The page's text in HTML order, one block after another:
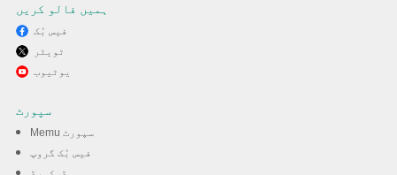
MEmu کے ساتھ پی سی پر
Talking Tom Gold Run کھیلنے
ہمیں فالو کریں
فیس بُک
ٹویٹر
یوٹیوب
سپورٹ
Memu سپورٹ
فیس بُک گروپ